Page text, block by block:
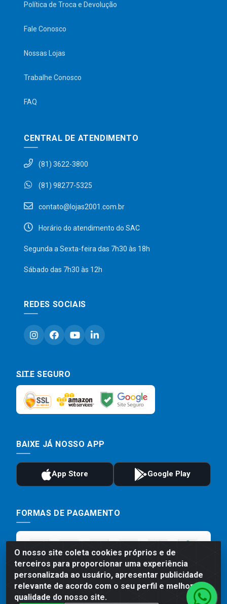
O nosso site coleta cookies próprios e de
terceiros para proporcionar uma experiência
personalizada ao usuário, apresentar publicidade
relevante de acordo com o seu perfil e melhorar a
qualidade do nosso site.
Política de Troca e Devolução
Fale Conosco
Nossas Lojas
Trabalhe Conosco
FAQ
CENTRAL DE ATENDIMENTO
(81) 3622-3800
(81) 98277-5325
contato@lojas2001.com.br
Horário do atendimento do SAC
Segunda a Sexta-feira das 7h30 às 18h
Sábado das 7h30 às 12h
REDES SOCIAIS
SITE SEGURO
BAIXE JÁ NOSSO APP
FORMAS DE PAGAMENTO